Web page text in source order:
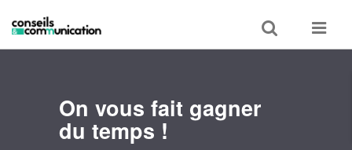
Toggle
search
Toggle
On vous fait gagner
du temps !